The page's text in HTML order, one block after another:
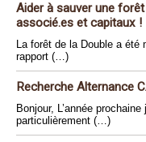
Aider à sauver une
associé.es et capitaux !
La forêt de la Double a été
rapport (…)
Recherche Alternance
Bonjour, L’année
particulièrement (…)